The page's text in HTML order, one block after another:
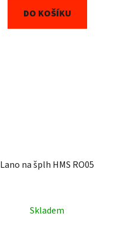
DO KOŠÍKU
Lano na šplh HMS RO05
Skladem